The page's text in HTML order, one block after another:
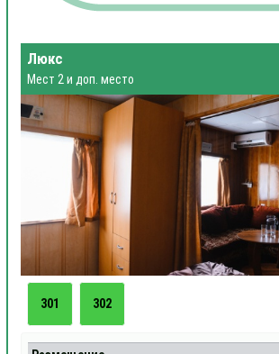
Люкс
Мест 2 и доп. место
301 302